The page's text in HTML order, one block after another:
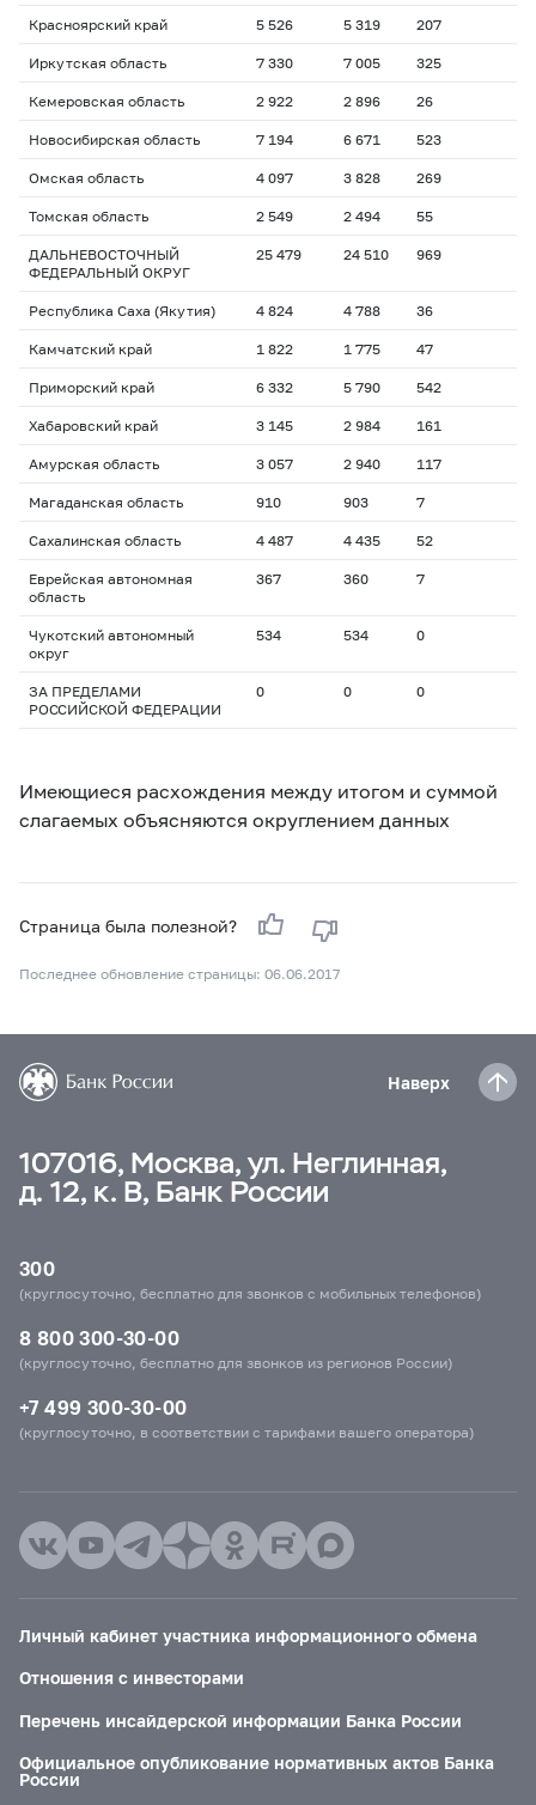
Красноярский край 5 526 5 319 207
Иркутская область 7 330 7 005 325
Кемеровская область 2 922 2 896 26
Новосибирская область 7 194 6 671 523
Омская область 4 097 3 828 269
Томская область 2 549 2 494 55
ДАЛЬНЕВОСТОЧНЫЙ
ФЕДЕРАЛЬНЫЙ ОКРУГ
25 479 24 510 969
Республика Саха (Якутия) 4 824 4 788 36
Камчатский край 1 822 1 775 47
Приморский край 6 332 5 790 542
Хабаровский край 3 145 2 984 161
Амурская область 3 057 2 940 117
Магаданская область 910 903 7
Сахалинская область 4 487 4 435 52
Еврейская автономная
область
367 360 7
Чукотский автономный
округ
534 534 0
ЗА ПРЕДЕЛАМИ
РОССИЙСКОЙ ФЕДЕРАЦИИ
0 0 0
Имеющиеся расхождения между итогом и суммой
слагаемых объясняются округлением данных
Страница была полезной?
Последнее обновление страницы: 06.06.2017
Наверх
107016, Москва, ул. Неглинная,
д. 12, к. В, Банк России
300
(круглосуточно, бесплатно для звонков с мобильных телефонов)
8 800 300-30-00
(круглосуточно, бесплатно для звонков из регионов России)
+7 499 300-30-00
(круглосуточно, в соответствии с тарифами вашего оператора)
Личный кабинет участника информационного обмена
Отношения с инвесторами
Перечень инсайдерской информации Банка России
Официальное опубликование нормативных актов Банка
России